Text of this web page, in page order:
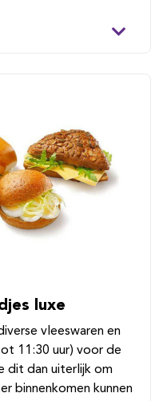
luxe
vleeswaren en
11:30 uur) voor de
dit dan uiterlijk om
binnenkomen kunnen